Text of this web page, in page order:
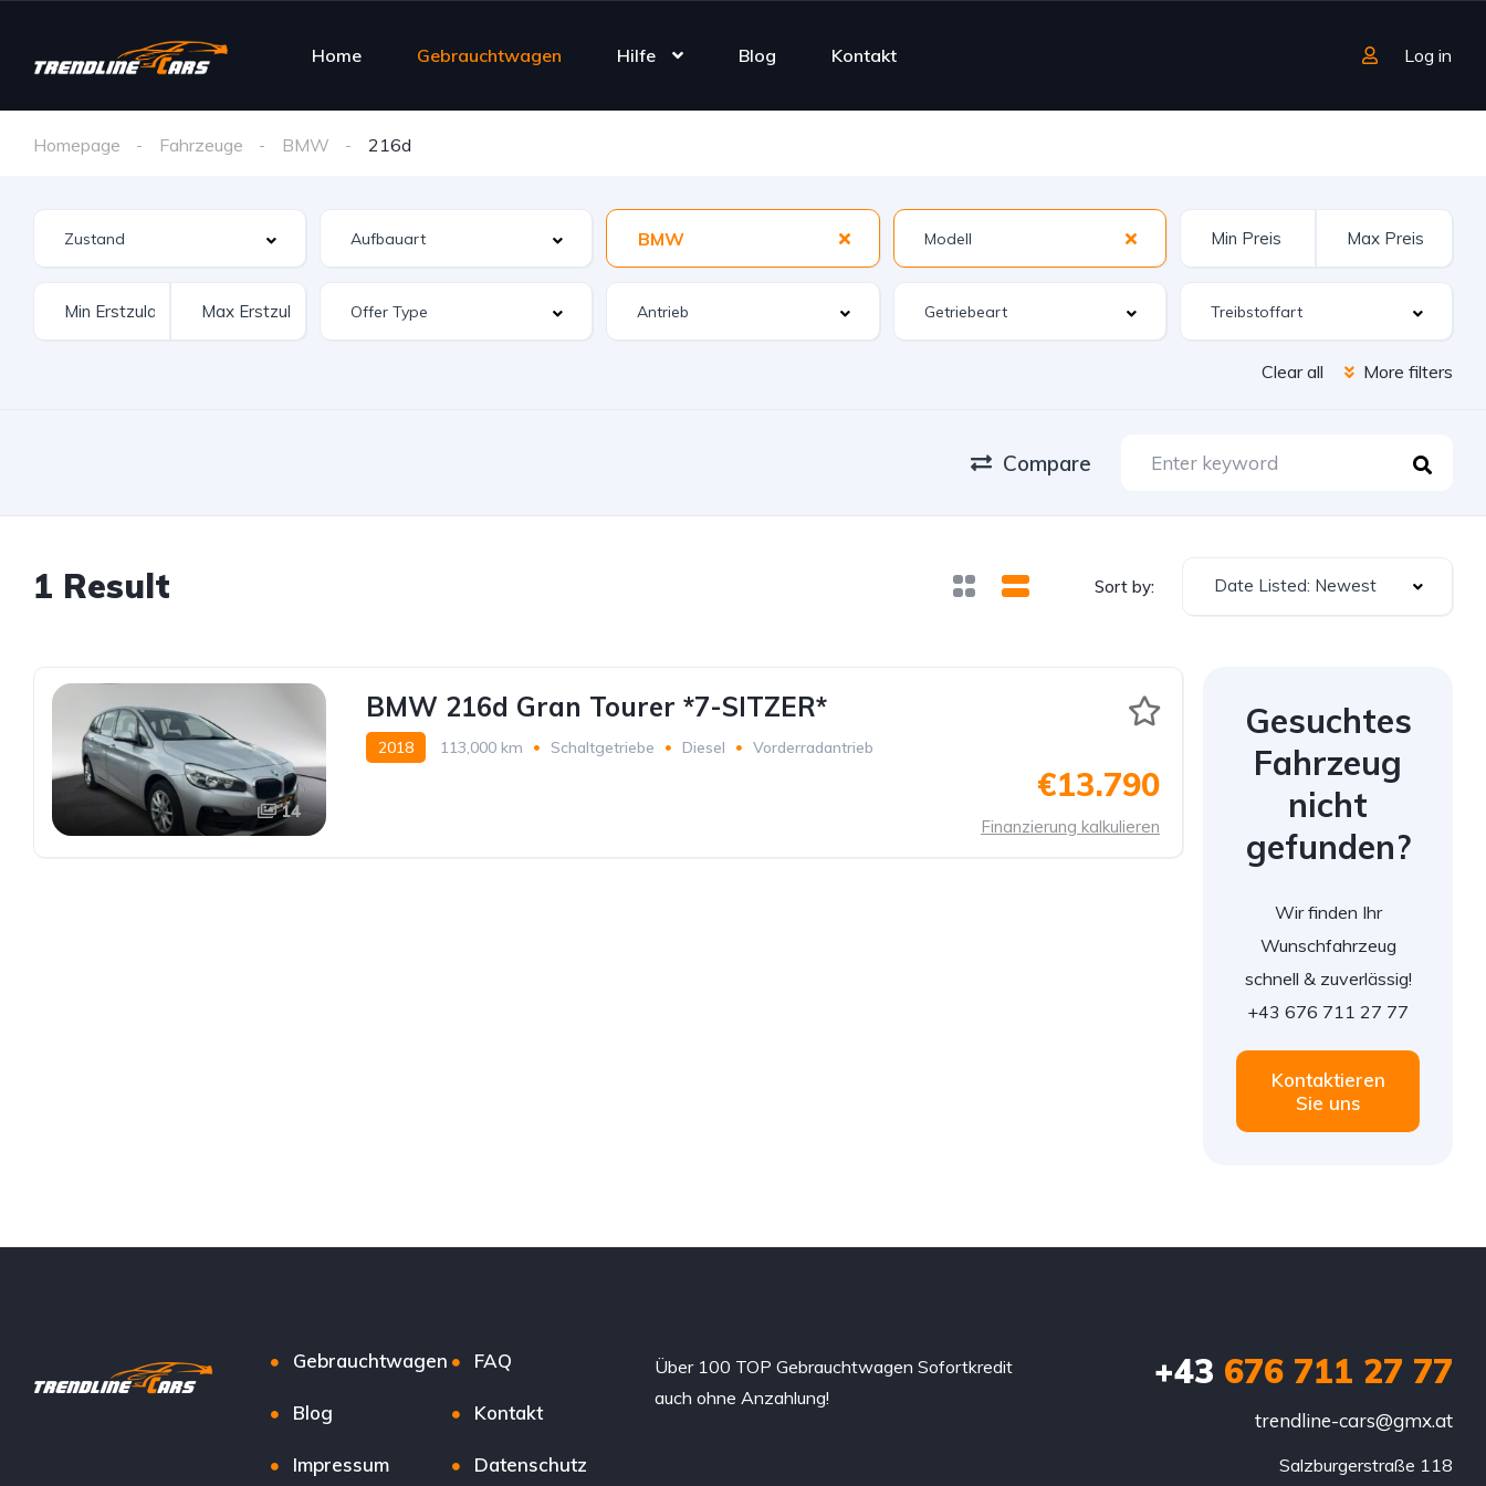
Home Gebrauchtwagen Hilfe Blog Kontakt Log in
Homepage Fahrzeuge BMW 216d
BMW
Clear all More filters
Compare
1 Result Sort by: Date Listed: Newest
14
BMW 216d Gran Tourer *7-SITZER*
2018 113,000 km Schaltgetriebe Diesel Vorderradantrieb
€13.790
Finanzierung kalkulieren
Gesuchtes
Fahrzeug
nicht
gefunden?
Wir finden Ihr
Wunschfahrzeug
schnell & zuverlässig!
+43 676 711 27 77
Kontaktieren
Sie uns
Gebrauchtwagen FAQ
Blog Kontakt
Impressum Datenschutz
Über 100 TOP Gebrauchtwagen Sofortkredit
auch ohne Anzahlung!
+43 676 711 27 77
trendline-cars@gmx.at
Salzburgerstraße 118